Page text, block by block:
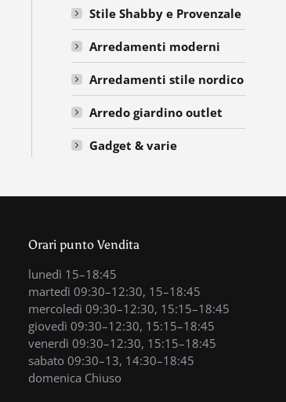
Stile Shabby e Provenzale
Arredamenti moderni
Arredamenti stile nordico
Arredo giardino outlet
Gadget & varie
Orari punto Vendita
lunedì 15–18:45
martedì 09:30–12:30, 15–18:45
mercoledì 09:30–12:30, 15:15–18:45
giovedì 09:30–12:30, 15:15–18:45
venerdì 09:30–12:30, 15:15–18:45
sabato 09:30–13, 14:30–18:45
domenica Chiuso